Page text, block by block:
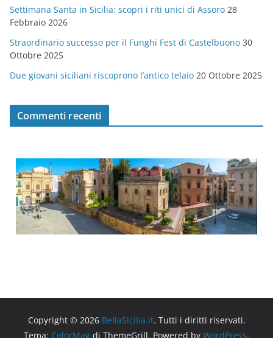
Settimana Santa in Sicilia: scopri i riti unici di Assoro 28
Febbraio 2026
Straordinario successo per il Funghi Fest di Castelbuono 30
Ottobre 2025
Due giovani siciliani riscoprono l’antico telaio 20 Ottobre 2025
Commenti recenti
Copyright © 2026 BellaSicilia.it. Tutti i diritti riservati.
Tema: ColorMag di ThemeGrill. Powered by WordPress.